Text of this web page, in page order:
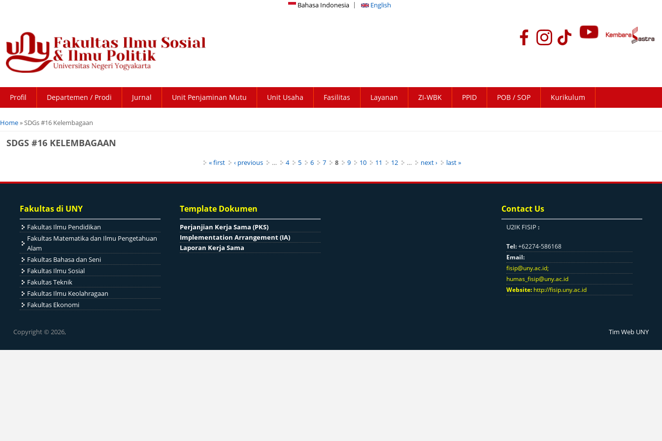
Bahasa Indonesia English
Profil Departemen / Prodi Jurnal Unit Penjaminan Mutu Unit Usaha Fasilitas Layanan ZI-WBK PPID POB / SOP Kurikulum
You are here
Home» SDGs #16 Kelembagaan
SDGS #16 KELEMBAGAAN
« first ‹ previous … 4 5 6 7 8 9 10 11 12 … next › last »
Fakultas di UNY
Fakultas Ilmu Pendidikan
Fakultas Matematika dan Ilmu Pengetahuan
Alam
Fakultas Bahasa dan Seni
Fakultas Ilmu Sosial
Fakultas Teknik
Fakultas Ilmu Keolahragaan
Fakultas Ekonomi
Template Dokumen
Perjanjian Kerja Sama (PKS)
Implementation Arrangement (IA)
Laporan Kerja Sama
Contact Us
U2IK FISIP :
Tel:+62274-586168
Email:
fisip@uny.ac.id;
humas_fisip@uny.ac.id
Website: http://fisip.uny.ac.id
Copyright © 2026, Tim Web UNY